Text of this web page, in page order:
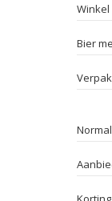
Winkel
Bier